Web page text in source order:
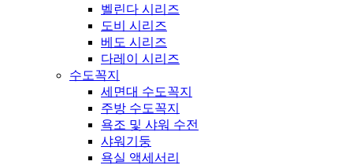
벨린다 시리즈
도비 시리즈
베도 시리즈
다레이 시리즈
수도꼭지
세면대 수도꼭지
주방 수도꼭지
욕조 및 샤워 수전
샤워기둥
욕실 액세서리